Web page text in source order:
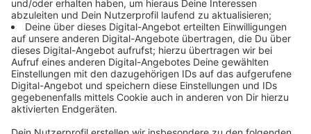
Zudem ist Morgenmoderatorin Carmen Schmalfeldt
für ihr „Rassismus-Bullshit-Bingo“ nominiert. Für dieses
besondere Interview hatte sie Anfang September
bereits den Deutschen Radiopreis – die höchste
Auszeichnung im Deutschen Radio – bekommen. In
dem Interview spricht sie mit der 25-jährigen